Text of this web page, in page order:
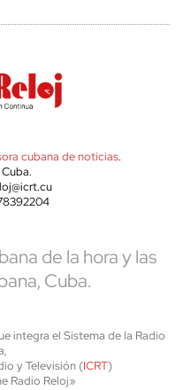
cubana de noticias.
de la hora y las
Cuba.
integra el Sistema de la Radio
y Televisión (ICRT)
Radio Reloj»